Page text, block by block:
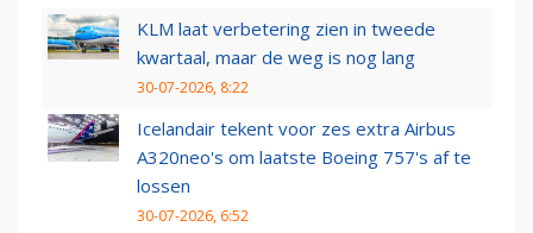
KLM laat verbetering zien in tweede
kwartaal, maar de weg is nog lang
30-07-2026, 8:22
Icelandair tekent voor zes extra Airbus
A320neo's om laatste Boeing 757's af te
lossen
30-07-2026, 6:52